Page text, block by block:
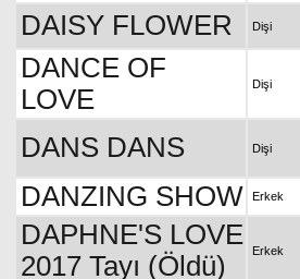
DAISY FLOWER Dişi
DANCE OF
LOVE
Dişi
DANS DANS Dişi
DANZING SHOW Erkek
DAPHNE'S LOVE
2017 Tayı (Öldü)
Erkek